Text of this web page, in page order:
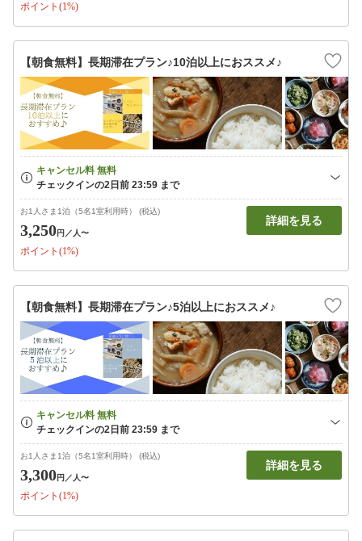
ポイント(1%)
【朝食無料】長期滞在プラン♪10泊以上におススメ♪
お1人さま1泊（5名1室利用時） (税込)
3,250円 ／人〜
ポイント(1%)
詳細を見る
【朝食無料】長期滞在プラン♪5泊以上におススメ♪
お1人さま1泊（5名1室利用時） (税込)
3,300円 ／人〜
ポイント(1%)
詳細を見る